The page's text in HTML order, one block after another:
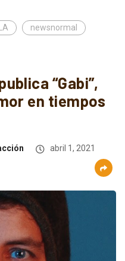
newsnormal
“Gabi”,
en tiempos
abril 1, 2021